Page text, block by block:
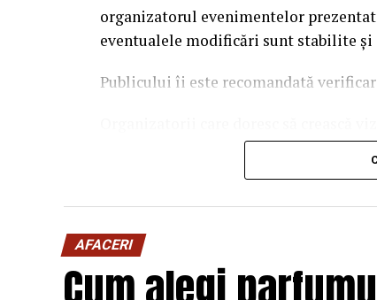
organizatorul evenimentelor
eventualele modificări sunt stabilite
Publicului îi este recomandată
solicita o ofertă de promovare din
AFACERI
Cum alegi